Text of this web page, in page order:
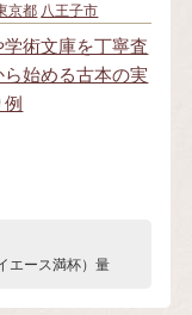
京都 八王子市
術文庫を丁寧査
始める古本の実
例
エース満杯）量